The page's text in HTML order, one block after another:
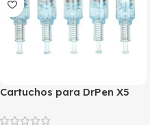
Cartuchos para DrPen X5